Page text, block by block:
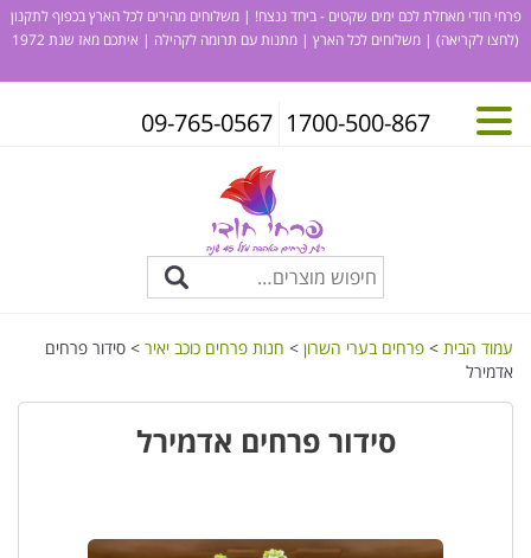
פרחי חודי מאחלת לכם ימים שקטים - ביחד ננצח! | משלוחים מהירים לכל הארץ בכפוף לתקנון
(לחצו לקריאה) | משלוחים לכל הארץ | מתנות עם תרומה לקהילה | איתכם מאז שנת 1972
1700-500-867
09-765-0567
עמוד הבית > פרחים בערי השרון > חנות פרחים כוכב יאיר > סידור פרחים
אדמירל
סידור פרחים אדמירל